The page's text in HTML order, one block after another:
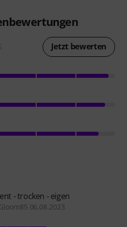
Jetzt bewerten
- trocken - eigen
06.08.2023